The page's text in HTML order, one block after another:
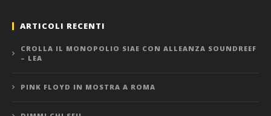
ARTICOLI RECENTI
CROLLA IL MONOPOLIO SIAE CON ALLEANZA SOUNDREEF
– LEA
PINK FLOYD IN MOSTRA A ROMA